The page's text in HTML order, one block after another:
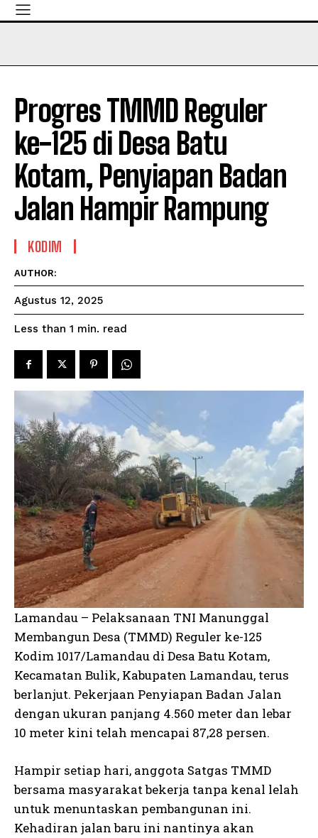
Progres TMMD Reguler
ke-125 di Desa Batu
Kotam, Penyiapan Badan
Jalan Hampir Rampung
KODIM
AUTHOR:
Agustus 12, 2025
Less than 1 min. read
Lamandau – Pelaksanaan TNI Manunggal
Membangun Desa (TMMD) Reguler ke-125
Kodim 1017/Lamandau di Desa Batu Kotam,
Kecamatan Bulik, Kabupaten Lamandau, terus
berlanjut. Pekerjaan Penyiapan Badan Jalan
dengan ukuran panjang 4.560 meter dan lebar
10 meter kini telah mencapai 87,28 persen.
Hampir setiap hari, anggota Satgas TMMD
bersama masyarakat bekerja tanpa kenal lelah
untuk menuntaskan pembangunan ini.
Kehadiran jalan baru ini nantinya akan